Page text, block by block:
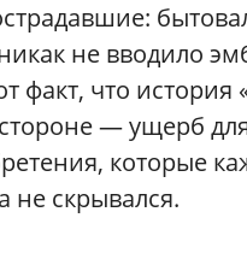
не вводило
факт, что история
— ущерб
которые
не скрывался.